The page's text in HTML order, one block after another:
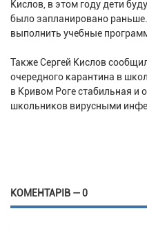
Кислов, в этом году дети
было запланировано
выполнить учебные
Также Сергей Кислов
очередного карантина в
в Кривом Роге стабильная и
школьников вирусными
КОМЕНТАРІВ — 0